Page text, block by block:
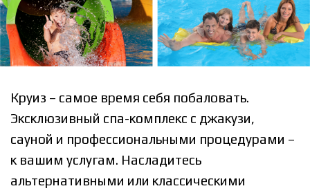
Круиз – самое время себя побаловать.
Эксклюзивный спа-комплекс с джакузи,
сауной и профессиональными процедурами –
к вашим услугам. Насладитесь
альтернативными или классическими